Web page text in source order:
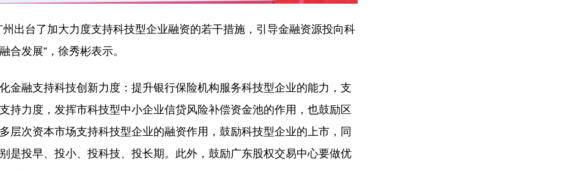
出台了加大力度支持科技型企业融资的若干措施，引导金融资源投向科
发展”，徐秀彬表示。
金融支持科技创新力度：提升银行保险机构服务科技型企业的能力，支
持力度，发挥市科技型中小企业信贷风险补偿资金池的作用，也鼓励区
层次资本市场支持科技型企业的融资作用，鼓励科技型企业的上市，同
是投早、投小、投科技、投长期。此外，鼓励广东股权交易中心要做优